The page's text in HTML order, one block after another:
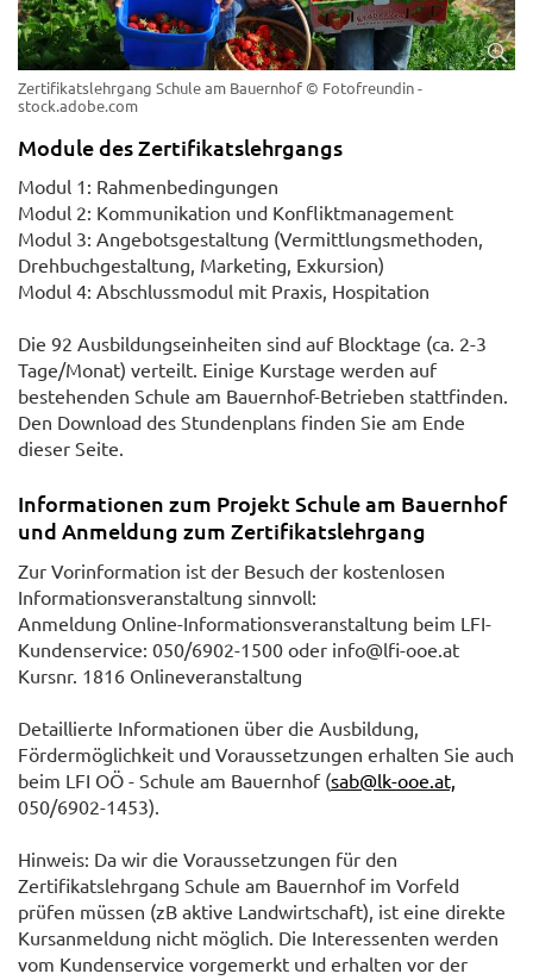
Zertifikatslehrgang Schule am Bauernhof © Fotofreundin -
stock.adobe.com
Module des Zertifikatslehrgangs
Modul 1: Rahmenbedingungen
Modul 2: Kommunikation und Konfliktmanagement
Modul 3: Angebotsgestaltung (Vermittlungsmethoden,
Drehbuchgestaltung, Marketing, Exkursion)
Modul 4: Abschlussmodul mit Praxis, Hospitation
Die 92 Ausbildungseinheiten sind auf Blocktage (ca. 2-3
Tage/Monat) verteilt. Einige Kurstage werden auf
bestehenden Schule am Bauernhof-Betrieben stattfinden.
Den Download des Stundenplans finden Sie am Ende
dieser Seite.
Informationen zum Projekt Schule am Bauernhof
und Anmeldung zum Zertifikatslehrgang
Zur Vorinformation ist der Besuch der kostenlosen
Informationsveranstaltung sinnvoll:
Anmeldung Online-Informationsveranstaltung beim LFI-
Kundenservice: 050/6902-1500 oder info@lfi-ooe.at
Kursnr. 1816 Onlineveranstaltung
Detaillierte Informationen über die Ausbildung,
Fördermöglichkeit und Voraussetzungen erhalten Sie auch
beim LFI OÖ - Schule am Bauernhof (sab@lk-ooe.at,
050/6902-1453).
Hinweis: Da wir die Voraussetzungen für den
Zertifikatslehrgang Schule am Bauernhof im Vorfeld
prüfen müssen (zB aktive Landwirtschaft), ist eine direkte
Kursanmeldung nicht möglich. Die Interessenten werden
vom Kundenservice vorgemerkt und erhalten vor der